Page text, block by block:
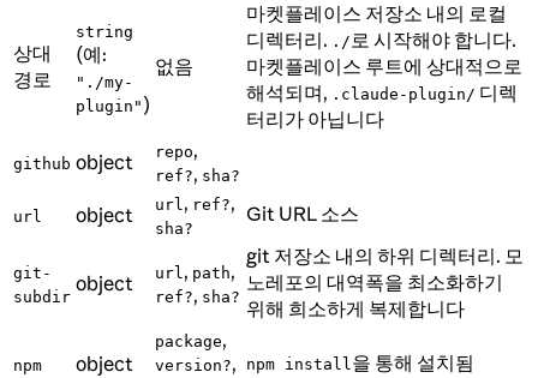
상대
경로
string
(예:
"./my-
plugin" )
없음
마켓플레이스 저장소 내의 로컬
디렉터리. ./로 시작해야 합니다.
마켓플레이스 루트에 상대적으로
해석되며, .claude-plugin/ 디렉
터리가 아닙니다
github object repo,
ref?, sha?
url object url, ref?,
sha?
Git URL 소스
git-
subdir
object url, path,
ref?, sha?
git 저장소 내의 하위 디렉터리. 모
노레포의 대역폭을 최소화하기
위해 희소하게 복제합니다
npm object
package,
version?, npm install을 통해 설치됨